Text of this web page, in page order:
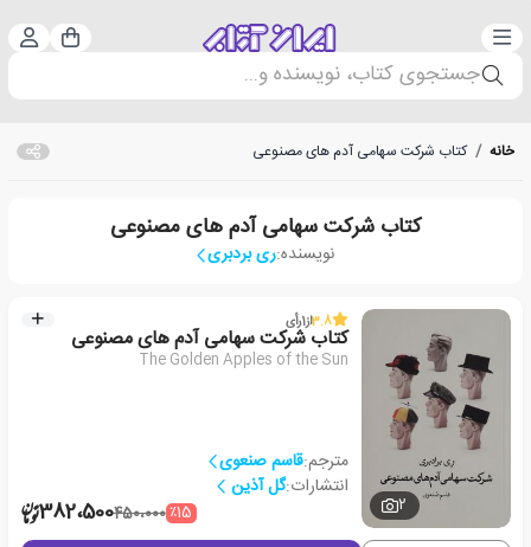
دسته‌بندی سبد
جستجوی کتاب، نویسنده و...
خانه / کتاب شرکت سهامی آدم های مصنوعی
کتاب شرکت سهامی آدم های مصنوعی
نویسنده:ری بردبری
2
3.8از1رأی
کتاب شرکت سهامی آدم های مصنوعی
The Golden Apples of the Sun
مترجم:قاسم صنعوی
انتشارات:گل آذین
٪15450،000382،500